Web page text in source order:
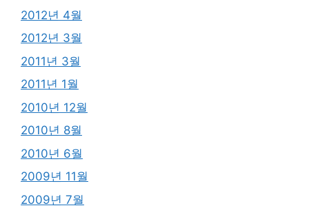
2012년 4월
2012년 3월
2011년 3월
2011년 1월
2010년 12월
2010년 8월
2010년 6월
2009년 11월
2009년 7월